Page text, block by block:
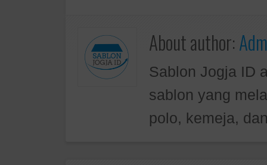
About author:
Sablon Jogja ID
sablon yang
polo, kemeja,